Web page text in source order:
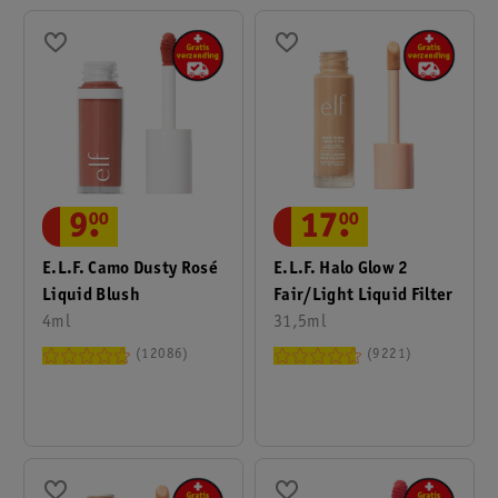
E.l.f. Camo Dusty Rosé
Liquid Blush
4ml
9.
00
12086
E.l.f. Halo Glow 2
Fair/Light Liquid Filter
31,5ml
17.
00
9221